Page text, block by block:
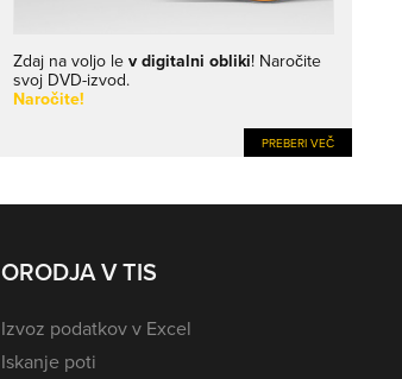
Zdaj na voljo le v digitalni obliki! Naročite
svoj DVD-izvod.
Naročite!
PREBERI VEČ
ORODJA V TIS
Izvoz podatkov v Excel
Iskanje poti